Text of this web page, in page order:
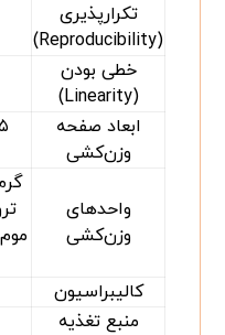
تکرارپذیری
(Reproducibility)
خطی بودن
(Linearity)
ابعاد صفحه
وزن‌کشی
واحدهای
وزن‌کشی
کالیبراسیون
منبع تغذیه